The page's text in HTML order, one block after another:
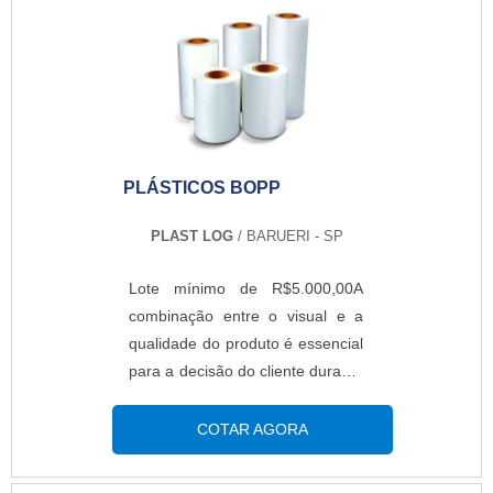
de giro rápido, como sachês de
catchup.VANTAGENS DO SACO
PLÁSTICOPossui maior
resistência em relação aos
outros;São utilizados em
de confecções e indústrias de
PLÁSTICOS BOPP
PLAST LOG/ BARUERI - SP
Lote mínimo de R$5.000,00A
combinação entre o visual e a
qualidade do produto é essencial
para a decisão do cliente durante
uma opção ideal para a empresa
são os plásticos BOPP. O item é
fabricado em polipropileno
COTAR AGORA